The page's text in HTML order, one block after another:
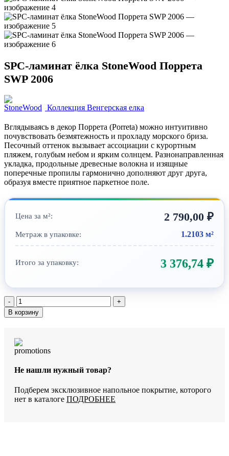
SPC-ламинат ёлка StoneWood Поррета
SWP 2006
Коллекция Венгерская елка
Вглядываясь в декор Поррета (Porreta) можно интуитивно
почувствовать безмятежность и прохладу морского бриза.
Песочный оттенок вызывает ассоциации с курортным
пляжем, голубым небом и ярким солнцем. Разнонаправленная
укладка, продольные древесные волокна и изящные
поперечные пропилы гармонично дополняют друг друга,
образуя вместе приятное паркетное поле.
Цена за м²: 2 790,00 ₽
Метраж в упаковке: 1.2103 м²
Итого за упаковку: 3 376,74 ₽
Количество
товара
SPC-
ёлка
StoneWood
Поррета
2006
В корзину
Не нашли нужный товар?
Подберем эксклюзивное напольное покрытие, которого
нет в каталоге ПОДРОБНЕЕ